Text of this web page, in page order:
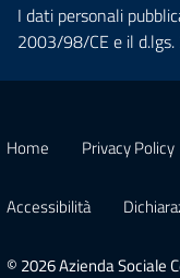
I dati personali
2003/98/CE e il
Home Privacy Policy
Accessibilità
© 2026 Azienda Sociale